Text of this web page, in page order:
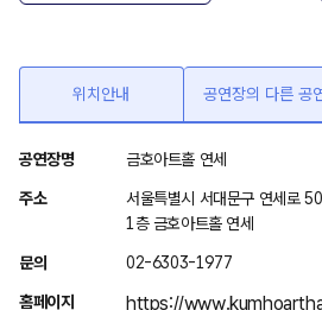
위치안내 공연장의 다른 공
위
치
내
공연장명 금호아트홀 연세
주소
서울특별시 서대문구 연세로
1층 금호아트홀 연세
문의 02-6303-1977
홈페이지 https://